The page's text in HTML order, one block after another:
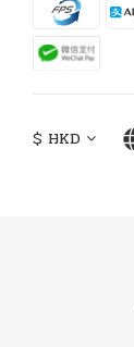
$ HKD